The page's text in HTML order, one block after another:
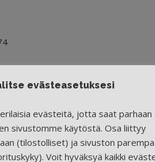
EI
evästeasetuksesi
evästeitä, jotta saat parhaan
sivustomme käytöstä. Osa liittyy
(tilostolliset) ja sivuston
Voit hyväksyä kaikki